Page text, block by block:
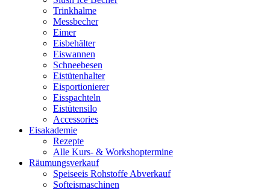
Trinkhalme
Messbecher
Eimer
Eisbehälter
Eiswannen
Schneebesen
Eistütenhalter
Eisportionierer
Eisspachteln
Eistütensilo
Accessories
Eisakademie
Rezepte
Alle Kurs- & Workshoptermine
Räumungsverkauf
Speiseeis Rohstoffe Abverkauf
Softeismaschinen